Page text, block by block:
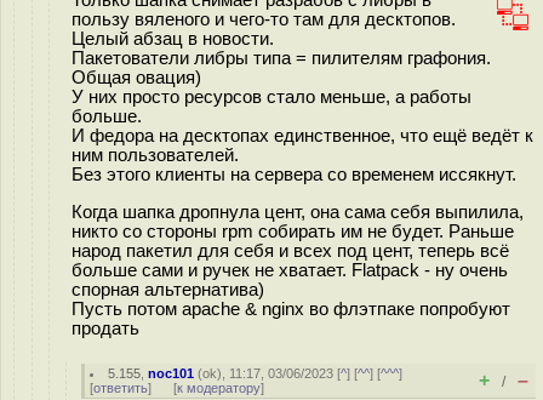
пользу вяленого и чего-то там для десктопов.
Целый абзац в новости.
Пакетователи либры типа = пилителям графония.
Общая овация)
У них просто ресурсов стало меньше, а работы
больше.
И федора на десктопах единственное, что ещё ведёт к
ним пользователей.
Без этого клиенты на сервера со временем иссякнут.
Когда шапка дропнула цент, она сама себя выпилила,
никто со стороны rpm собирать им не будет. Раньше
народ пакетил для себя и всех под цент, теперь всё
больше сами и ручек не хватает. Flatpack - ну очень
спорная альтернатива)
Пусть потом apache & nginx во флэтпаке попробуют
продать
5.155 ,noc101 (ok), 11:17, 03/06/2023 [^] [^^] [^^^]
[ответить] [к модератору] + / –